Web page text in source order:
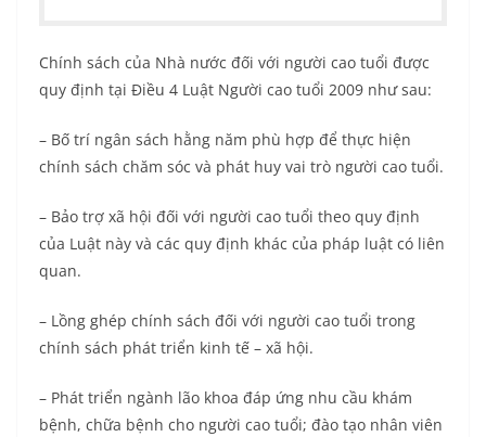
Chính sách của Nhà nước đối với người cao tuổi được
quy định tại Điều 4 Luật Người cao tuổi 2009 như sau:
– Bố trí ngân sách hằng năm phù hợp để thực hiện
chính sách chăm sóc và phát huy vai trò người cao tuổi.
– Bảo trợ xã hội đối với người cao tuổi theo quy định
của Luật này và các quy định khác của pháp luật có liên
quan.
– Lồng ghép chính sách đối với người cao tuổi trong
chính sách phát triển kinh tế – xã hội.
– Phát triển ngành lão khoa đáp ứng nhu cầu khám
bệnh, chữa bệnh cho người cao tuổi; đào tạo nhân viên